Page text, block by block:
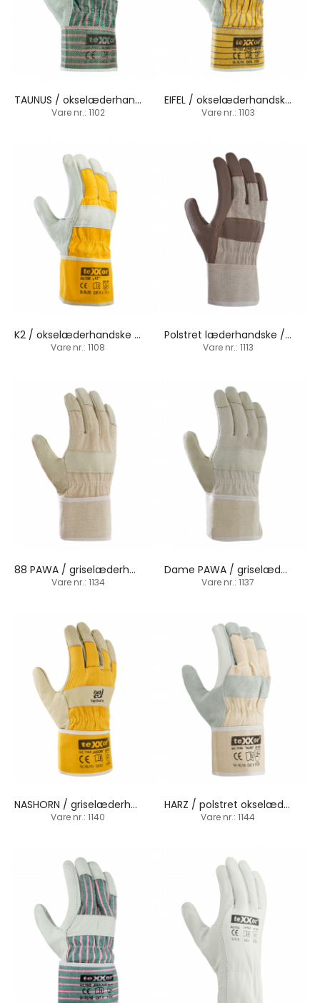
TAUNUS / okselæderhandske / manchetbund
Vare nr.: 1102
EIFEL / okselæderhandske / manchetbund
Vare nr.: 1103
K2 / okselæderhandske / manchetbund
Vare nr.: 1108
Polstret læderhandske / manchetbund
Vare nr.: 1113
88 PAWA / griselæderhandske / manchetbund
Vare nr.: 1134
Dame PAWA / griselæderhandske / manchetbund
Vare nr.: 1137
NASHORN / griselæderhandske / manchetbund
Vare nr.: 1140
HARZ / polstret okselæderhandske / manchetbund
Vare nr.: 1144